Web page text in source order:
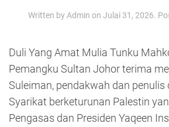
Written by Admin on Julai 31, 2026.
Duli Yang Amat Mulia Tunku
Pemangku Sultan Johor terima
Suleiman, pendakwah dan penulis
Syarikat berketurunan Palestin
Pengasas dan Presiden Yaqeen